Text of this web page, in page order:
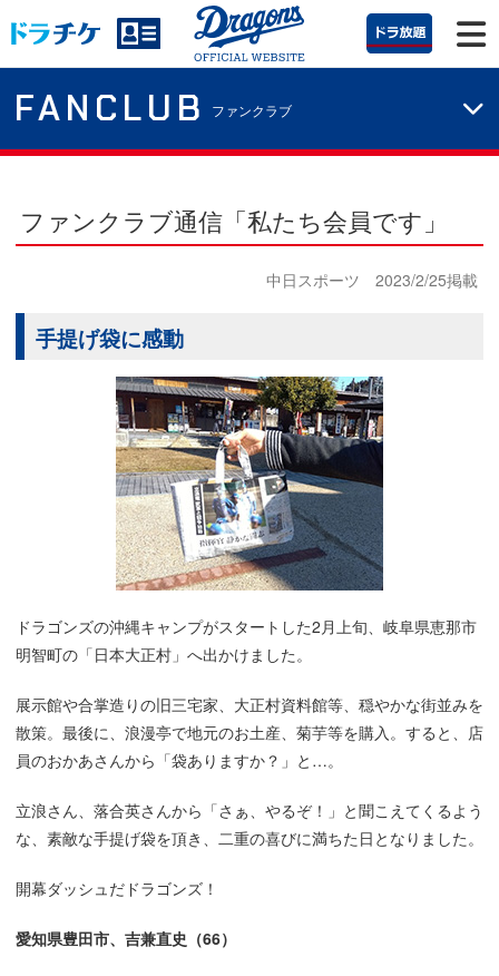
FANCLUB ファンクラブ
ファンクラブ通信「私たち会員です」
中日スポーツ 2023/2/25掲載
手提げ袋に感動
ドラゴンズの沖縄キャンプがスタートした2月上旬、岐阜県恵那市
明智町の「日本大正村」へ出かけました。
展示館や合掌造りの旧三宅家、大正村資料館等、穏やかな街並みを
散策。最後に、浪漫亭で地元のお土産、菊芋等を購入。すると、店
員のおかあさんから「袋ありますか？」と…。
立浪さん、落合英さんから「さぁ、やるぞ！」と聞こえてくるよう
な、素敵な手提げ袋を頂き、二重の喜びに満ちた日となりました。
開幕ダッシュだドラゴンズ！
愛知県豊田市、吉兼直史（66）